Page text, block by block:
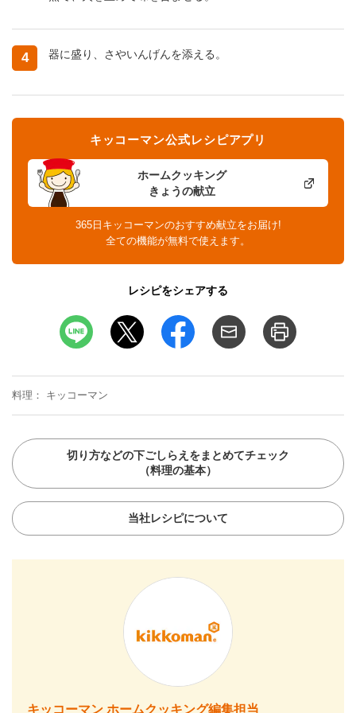
4 器に盛り、さやいんげんを添える。
ホームクッキング
きょうの献立
キッコーマン公式レシピアプリ
365日キッコーマンのおすすめ献立をお届け!
全ての機能が無料で使えます。
レシピをシェアする
料理 キッコーマン
切り方などの下ごしらえをまとめてチェック
（料理の基本）
当社レシピについて
キッコーマン ホームクッキング編集担当